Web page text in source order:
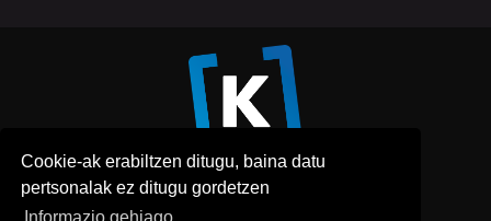
Cookie-ak erabiltzen ditugu, baina datu
pertsonalak ez ditugu gordetzen